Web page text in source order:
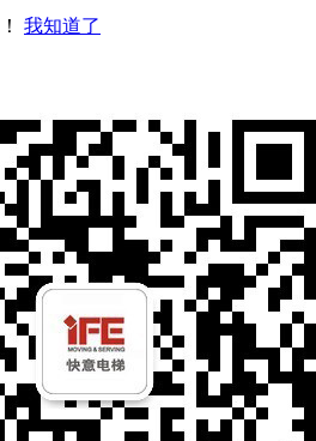
我知道了